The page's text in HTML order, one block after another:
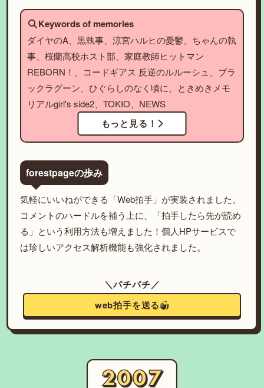
Keywords of memories
ダイヤのA、黒執事、涼宮ハルヒの憂鬱、ちゃんの執
事、桜蘭高校ホスト部、家庭教師ヒットマン
REBORN！、コードギアス 反逆のルルーシュ、ブラ
ックラグーン、ひぐらしのなく頃に、ときめきメモ
リアルgirl's side2、TOKIO、NEWS
もっと見る！
forestpageの歩み
気軽にいいねができる「Web拍手」が実装されました。
コメントのハードルを補う上に、「拍手したら先が読め
る」という利用方法も増えました！個人HPサービスで
は珍しいアクセス解析機能も強化されました。
＼パチパチ／
web拍手を送る